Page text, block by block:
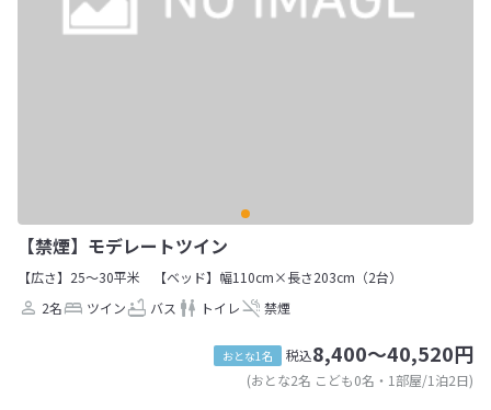
【禁煙】モデレートツイン
【広さ】25～30平米
【ベッド】幅110cm×長さ203cm（2台）
2名
ツイン バス トイレ 禁煙
おとな1名 税込8,400～40,520円
(おとな2名 こども0名・1部屋/1泊2日)